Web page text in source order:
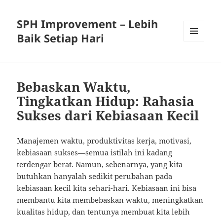
SPH Improvement – Lebih
Baik Setiap Hari
Bebaskan Waktu,
Tingkatkan Hidup: Rahasia
Sukses dari Kebiasaan Kecil
Manajemen waktu, produktivitas kerja, motivasi,
kebiasaan sukses—semua istilah ini kadang
terdengar berat. Namun, sebenarnya, yang kita
butuhkan hanyalah sedikit perubahan pada
kebiasaan kecil kita sehari-hari. Kebiasaan ini bisa
membantu kita membebaskan waktu, meningkatkan
kualitas hidup, dan tentunya membuat kita lebih